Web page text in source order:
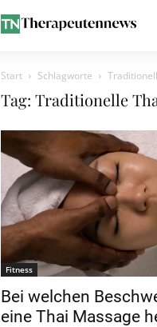
Start Schlagworte
Tag: Traditionelle
Fitness
Bei welchen
eine Thai Massage